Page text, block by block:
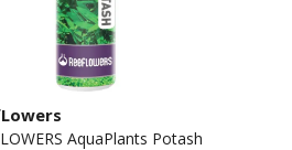
AquaPlants Potash